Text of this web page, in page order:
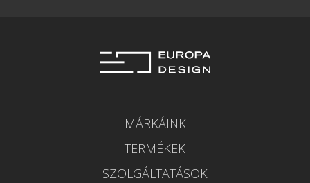
MÁRKÁINK
TERMÉKEK
SZOLGÁLTATÁSOK